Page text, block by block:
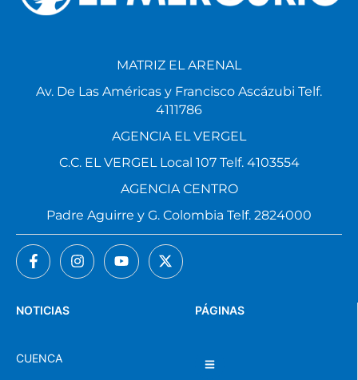
PÁGINAS
NOTICIAS
CUENCA
MATRIZ EL ARENAL
Av. De Las Américas y Francisco Ascázubi Telf.
4111786
AGENCIA EL VERGEL
C.C. EL VERGEL Local 107 Telf. 4103554
AGENCIA CENTRO
Padre Aguirre y G. Colombia Telf. 2824000